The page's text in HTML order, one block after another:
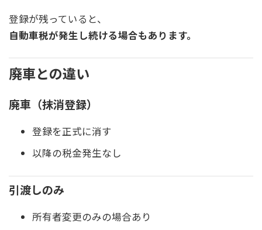
登録が残っていると、
自動車税が発生し続ける場合もあります。
廃車との違い
廃車（抹消登録）
登録を正式に消す
以降の税金発生なし
引渡しのみ
所有者変更のみの場合あり